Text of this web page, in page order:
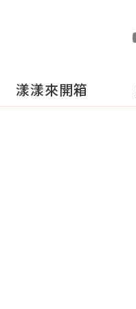
漾漾來開箱